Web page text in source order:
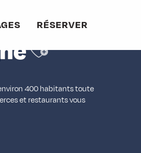
RÉSERVER
Ajouter
400 habitants toute
et restaurants vous